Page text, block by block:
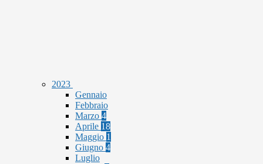
2023
Gennaio
Febbraio
Marzo 4
Aprile 18
Maggio 1
Giugno 4
Luglio